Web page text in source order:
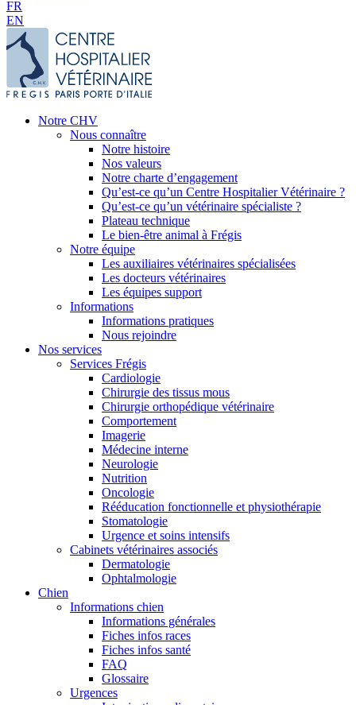
FR
EN
Notre CHV
Nous connaître
Notre histoire
Nos valeurs
Notre charte d’engagement
Qu’est-ce qu’un Centre Hospitalier Vétérinaire ?
Qu’est-ce qu’un vétérinaire spécialiste ?
Plateau technique
Le bien-être animal à Frégis
Notre équipe
Les auxiliaires vétérinaires spécialisées
Les docteurs vétérinaires
Les équipes support
Informations
Informations pratiques
Nous rejoindre
Nos services
Services Frégis
Cardiologie
Chirurgie des tissus mous
Chirurgie orthopédique vétérinaire
Comportement
Imagerie
Médecine interne
Neurologie
Nutrition
Oncologie
Rééducation fonctionnelle et physiothérapie
Stomatologie
Urgence et soins intensifs
Cabinets vétérinaires associés
Dermatologie
Ophtalmologie
Chien
Informations chien
Informations générales
Fiches infos races
Fiches infos santé
FAQ
Glossaire
Urgences